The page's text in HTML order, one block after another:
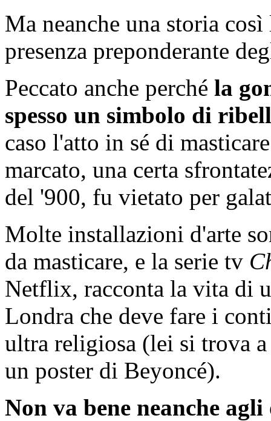
Ma neanche una storia
presenza preponderante
Peccato anche perché la
spesso un simbolo di
caso l'atto in sé di
marcato, una certa
del '900, fu vietato per
Molte installazioni d'arte
da masticare, e la serie tv
Netflix, racconta la vita di
Londra che deve fare i
ultra religiosa (lei si trova
un poster di Beyoncé).
Non va bene neanche